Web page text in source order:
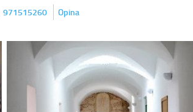
971515260 Opina